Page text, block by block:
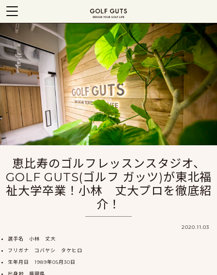
恵比寿のゴルフレッスンスタジオ、
GOLF GUTS(ゴルフ ガッツ)が東北福
祉大学卒業！小林 丈大プロを徹底紹
介！
2020.11.03
選手名 小林 丈大
フリガナ コバヤシ タケヒロ
生年月日 1989年05月30日
出身地 福岡県